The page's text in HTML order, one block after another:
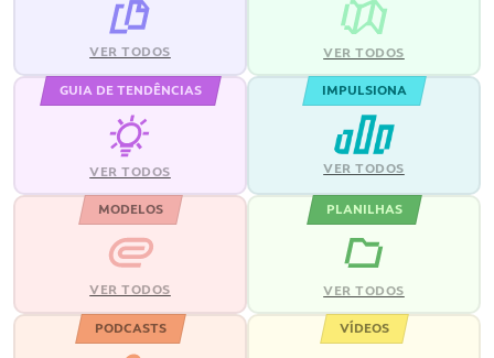
VER TODOS VER TODOS
GUIA DE TENDÊNCIAS
VER TODOS
IMPULSIONA
VER TODOS
MODELOS
VER TODOS
PLANILHAS
VER TODOS
PODCASTS VÍDEOS